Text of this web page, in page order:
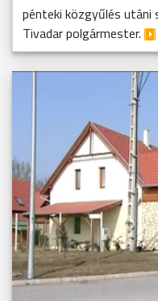
pénteki közgyűlés
Tivadar polgármester.